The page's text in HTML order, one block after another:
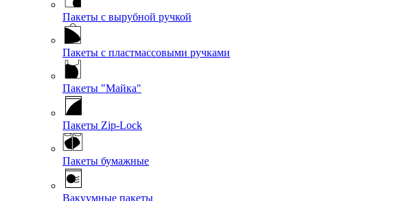
Пакеты с вырубной ручкой
Пакеты с пластмассовыми ручками
Пакеты "Майка"
Пакеты Zip-Lock
Пакеты бумажные
Вакуумные пакеты